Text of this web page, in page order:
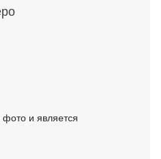
и является